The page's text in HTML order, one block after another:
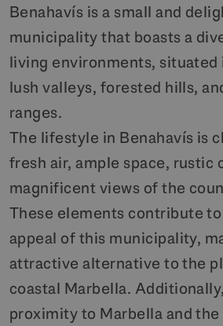
Benahavís is a small and
municipality that boasts a
living environments,
lush valleys, forested hills,
ranges.
The lifestyle in Benahavís is
fresh air, ample space, rustic
magnificent views of the
These elements contribute
appeal of this municipality,
attractive alternative to the
coastal Marbella.
proximity to Marbella and